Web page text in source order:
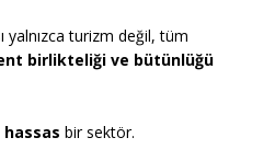
yalnızca turizm değil, tüm
birlikteliği ve bütünlüğü
hassas bir sektör.